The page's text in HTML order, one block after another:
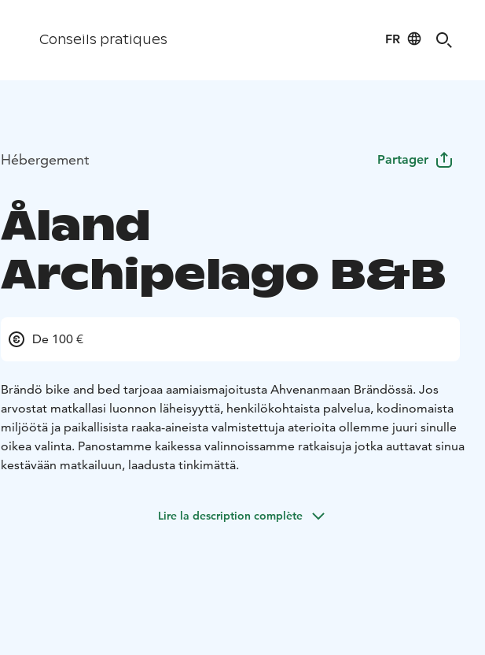
Conseils pratiques FR
Hébergement Partager
Åland
Archipelago B&B
De 100 €
Brändö bike and bed tarjoaa aamiaismajoitusta Ahvenanmaan Brändössä. Jos
arvostat matkallasi luonnon läheisyyttä, henkilökohtaista palvelua, kodinomaista
miljöötä ja paikallisista raaka-aineista valmistettuja aterioita ollemme juuri sinulle
oikea valinta. Panostamme kaikessa valinnoissamme ratkaisuja jotka auttavat sinua
kestävään matkailuun, laadusta tinkimättä.
Lire la description complète